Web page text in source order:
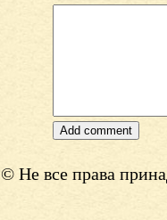
© Не все права